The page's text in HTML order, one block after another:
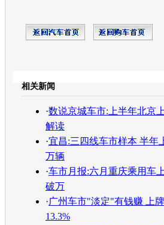
相关新闻
·数说京城车市:上半年北京
解读
·宜昌:三四线车市样本 半年
万辆
·车市月报:六月重庆乘用车
破万
·广州车市"淡定"有钱赚 上
13.3%